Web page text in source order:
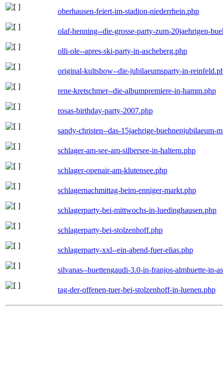
oberhausen-feiert-im-stadion-niederrhein.php
olaf-henning--die-grosse-party-zum-20jaehrigen-
olli-ole--apres-ski-party-in-ascheberg.php
original-kultshow--die-jubilaeumsparty-in-
rene-kretschmer--die-albumpremiere-in-hamm.php
rosas-birthday-party-2007.php
sandy-christen--das-15jaehrige-buehnenjubilaeum-
schlager-am-see-am-silbersee-in-haltern.php
schlager-openair-am-klutensee.php
schlagernachmittag-beim-enniger-markt.php
schlagerparty-bei-mittwochs-in-luedinghausen.php
schlagerparty-bei-stolzenhoff.php
schlagerparty-xxl--ein-abend-fuer-elias.php
silvanas--huettengaudi-3.0-in-franjos-almhuette-in-
tag-der-offenen-tuer-bei-stolzenhoff-in-luenen.php